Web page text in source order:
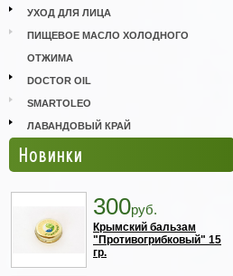
УХОД ДЛЯ ЛИЦА
ПИЩЕВОЕ МАСЛО ХОЛОДНОГО
ОТЖИМА
DOCTOR OIL
SMARTOLEO
ЛАВАНДОВЫЙ КРАЙ
Новинки
300руб.
Крымский бальзам
"Противогрибковый" 15
гр.